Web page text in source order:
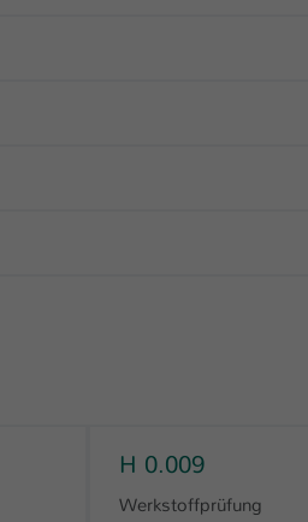
H 0.009
Werkstoffprüfung